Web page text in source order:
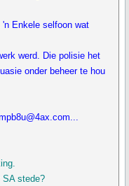
Enkele selfoon wat
werd. Die polisie het
onder beheer te hou
stede?